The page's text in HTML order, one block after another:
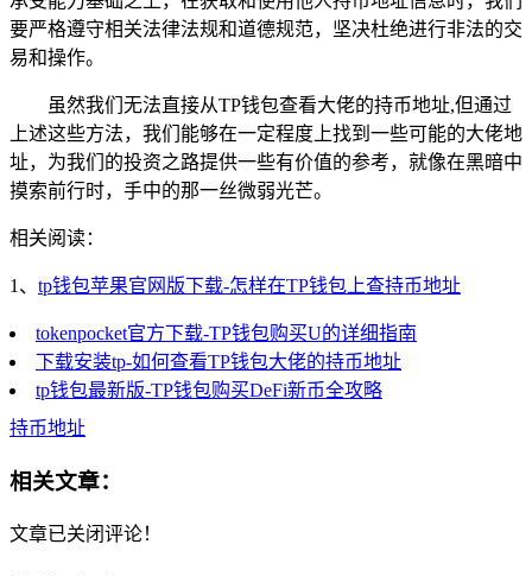
要严格遵守相关法律法规和道德规范，坚决杜绝进行非法的交
易和操作。
虽然我们无法直接从TP钱包查看大佬的持币地址,但通过
上述这些方法，我们能够在一定程度上找到一些可能的大佬地
址，为我们的投资之路提供一些有价值的参考，就像在黑暗中
摸索前行时，手中的那一丝微弱光芒。
相关阅读：
1、 tp钱包苹果官网版下载-怎样在TP钱包上查持币地址
tokenpocket官方下载-TP钱包购买U的详细指南
下载安装tp-如何查看TP钱包大佬的持币地址
tp钱包最新版-TP钱包购买DeFi新币全攻略
持币地址
相关文章：
文章已关闭评论！